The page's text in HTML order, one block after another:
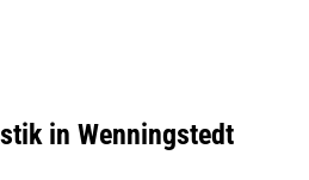
in Wenningstedt